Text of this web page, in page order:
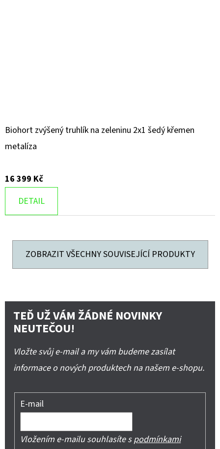
Biohort zvýšený truhlík na zeleninu 2x1 šedý křemen
metalíza
16 399 Kč
DETAIL
ZOBRAZIT VŠECHNY SOUVISEJÍCÍ PRODUKTY
TEĎ UŽ VÁM ŽÁDNÉ NOVINKY
NEUTEČOU!
Vložte svůj e-mail a my vám budeme zasílat
informace o nových produktech na našem e-shopu.
E-mail
Vložením e-mailu souhlasíte spodmínkami